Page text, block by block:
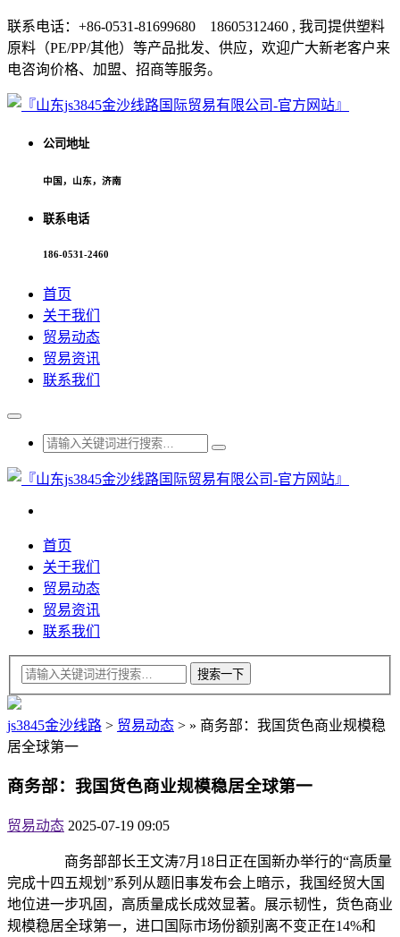
联系电话：+86-0531-81699680 18605312460 , 我司提供塑料
原料（PE/PP/其他）等产品批发、供应，欢迎广大新老客户来
电咨询价格、加盟、招商等服务。
公司地址
中国，山东，济南
联系电话
186-0531-2460
首页
关于我们
贸易动态
贸易资讯
联系我们
首页
关于我们
贸易动态
贸易资讯
联系我们
js3845金沙线路 > 贸易动态 > » 商务部：我国货色商业规模稳
居全球第一
商务部：我国货色商业规模稳居全球第一
贸易动态 2025-07-19 09:05
商务部部长王文涛7月18日正在国新办举行的“高质量
完成十四五规划”系列从题旧事发布会上暗示，我国经贸大国
地位进一步巩固，高质量成长成效显著。展示韧性，货色商业
规模稳居全球第一，进口国际市场份额别离不变正在14%和